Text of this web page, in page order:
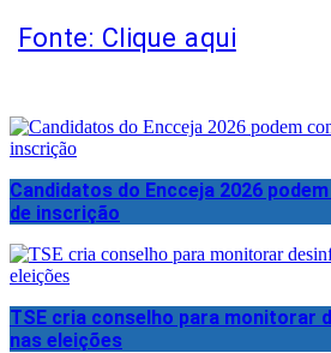
Fonte: Clique aqui
Candidatos do Encceja 2026
de inscrição
TSE cria conselho para monitorar
nas eleições